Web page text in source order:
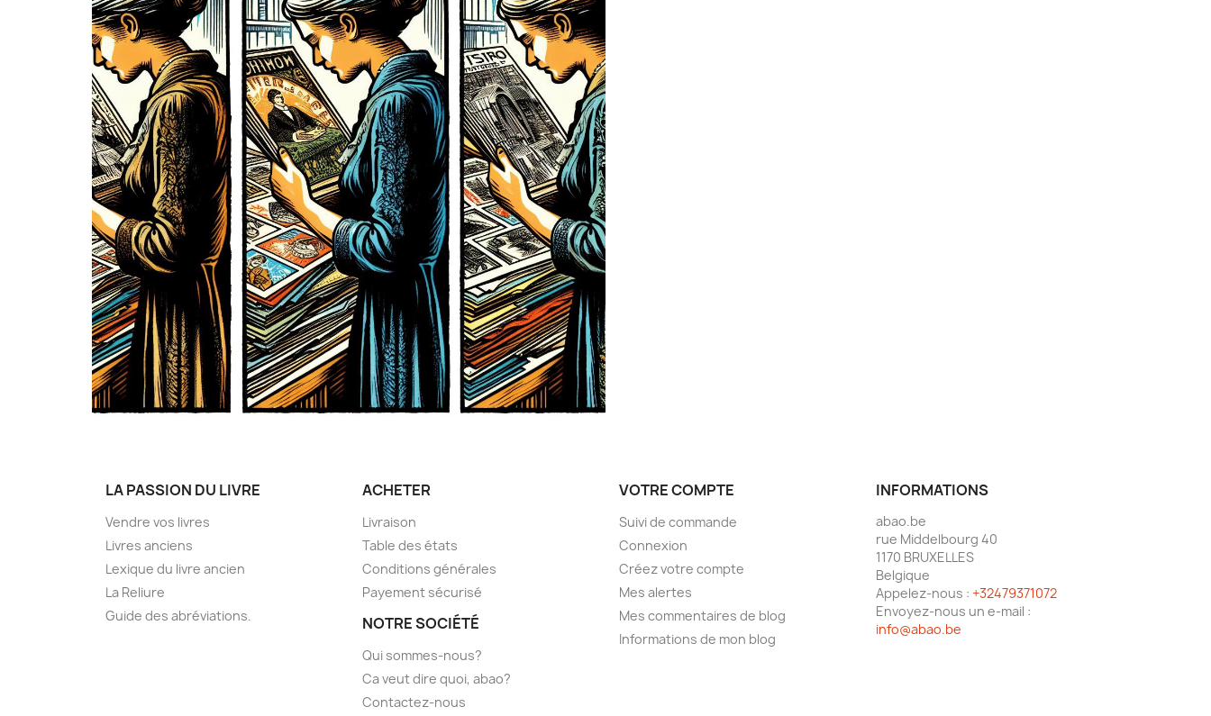
LA PASSION DU LIVRE
Vendre vos livres
Livres anciens
Lexique du livre ancien
La Reliure
Guide des abréviations.
ACHETER
Livraison
Table des états
Conditions générales
Payement sécurisé
NOTRE SOCIÉTÉ
Qui sommes-nous?
Ca veut dire quoi, abao?
Contactez-nous
VOTRE COMPTE
Suivi de commande
Connexion
Créez votre compte
Mes alertes
Mes commentaires de blog
Informations de mon blog
INFORMATIONS
abao.be
rue Middelbourg 40
1170 BRUXELLES
Belgique
Appelez-nous : +32479371072
Envoyez-nous un e-mail :
info@abao.be